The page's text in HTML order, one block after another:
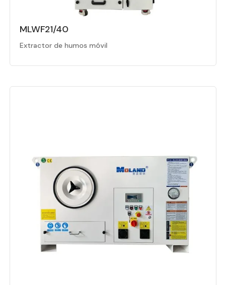
MLWF21/40
Extractor de humos móvil